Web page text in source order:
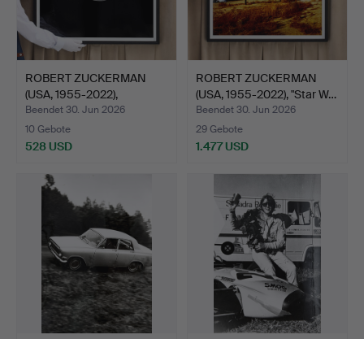
ROBERT ZUCKERMAN
(USA, 1955-2022),
"Suspen…
Beendet 30. Jun 2026
10 Gebote
528 USD
ROBERT ZUCKERMAN
(USA, 1955-2022), "Star W…
Beendet 30. Jun 2026
29 Gebote
1.477 USD